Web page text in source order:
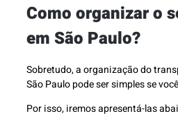
Como organizar o
em São Paulo?
Sobretudo, a organização do
São Paulo pode ser simples se
Por isso, iremos apresentá-las